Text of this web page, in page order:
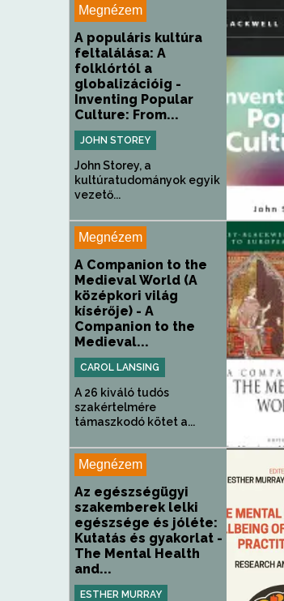
Megnézem
A populáris kultúra
feltalálása: A
folklórtól a
globalizációig -
Inventing Popular
Culture: From...
JOHN STOREY
John Storey, a
kultúratudományok egyik
vezető...
Megnézem
A Companion to the
Medieval World (A
középkori világ
kísérője) - A
Companion to the
Medieval...
CAROL LANSING
A 26 kiváló tudós
szakértelmére
támaszkodó kötet a...
Megnézem
Az egészségügyi
szakemberek lelki
egészsége és jóléte:
Kutatás és gyakorlat -
The Mental Health
and...
ESTHER MURRAY